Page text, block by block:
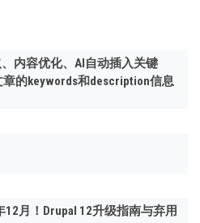
内容优化、AI自动插入关键
的keywords和description信息
12月！Drupal 12升级指南与弃用